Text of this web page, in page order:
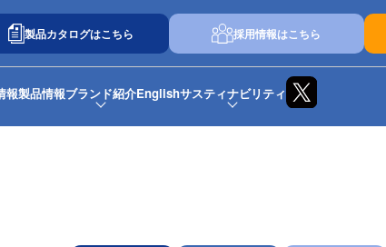
製品カタログはこちら 採用情報はこちら
報製品情報ブランド紹介Englishサスティナビリティ